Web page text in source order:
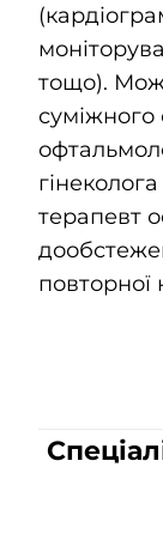
тощо).
суміжного
терапевт
повторної